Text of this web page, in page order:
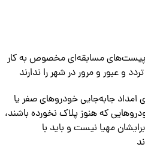
پیست‌های مسابقه‌ای مخصوص به کار
و عبور و مرور در شهر را ندارند
امداد جابه‌جایی خودروهای صفر یا
که هنوز پلاک نخورده باشند،
مهیا نیست و باید با